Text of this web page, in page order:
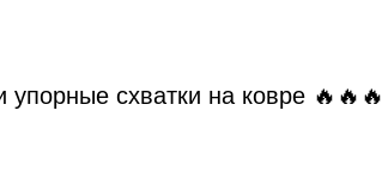
схватки на ковре 🔥🔥🔥